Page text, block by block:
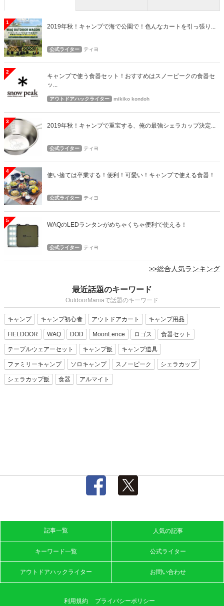
1
2019年秋！キャンプで海で公園で！色んなカートを引っ張り...
公式ライター ティヨ
2
キャンプで使う食器セット！おすすめはスノーピークの食器セ
ッ...
アウトドアハックライター mikiko kondoh
3
2019年秋！キャンプで重宝する、俺の最強シェラカップ決定...
公式ライター ティヨ
4
使い捨ては卒業する！便利！可愛い！キャンプで使える食器！
公式ライター ティヨ
5
WAQのLEDランタンがめちゃくちゃ便利で使える！
公式ライター ティヨ
>>総合人気ランキング
最近話題のキーワード
OutdoorManiaで話題のキーワード
キャンプ キャンプ初心者 アウトドアカート キャンプ用品
FIELDOOR WAQ DOD MoonLence ロゴス 食器セット
テーブルウェアーセット キャンプ飯 キャンプ道具
ファミリーキャンプ ソロキャンプ スノーピーク シェラカップ
シェラカップ飯 食器 アルマイト
記事一覧 人気の記事
キーワード一覧 公式ライター
アウトドアハックライター お問い合わせ
利用規約 プライバシーポリシー